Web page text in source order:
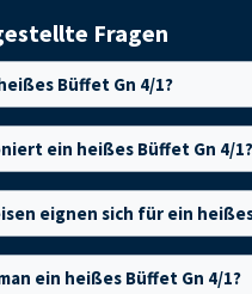
Fragen
Büffet Gn 4/1?
ein heißes Büffet Gn 4/1?
eignen sich für ein
ein heißes Büffet Gn 4/1?